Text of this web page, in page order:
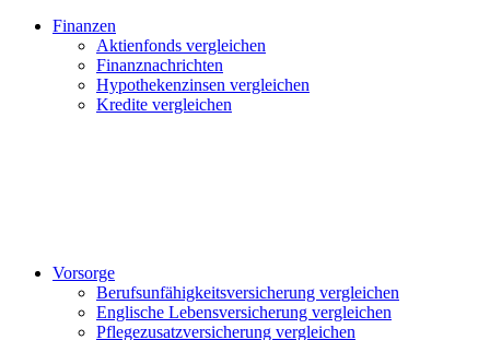
Finanzen
Aktienfonds vergleichen
Finanznachrichten
Hypothekenzinsen vergleichen
Kredite vergleichen
Vorsorge
Berufsunfähigkeitsversicherung vergleichen
Englische Lebensversicherung vergleichen
Pflegezusatzversicherung vergleichen